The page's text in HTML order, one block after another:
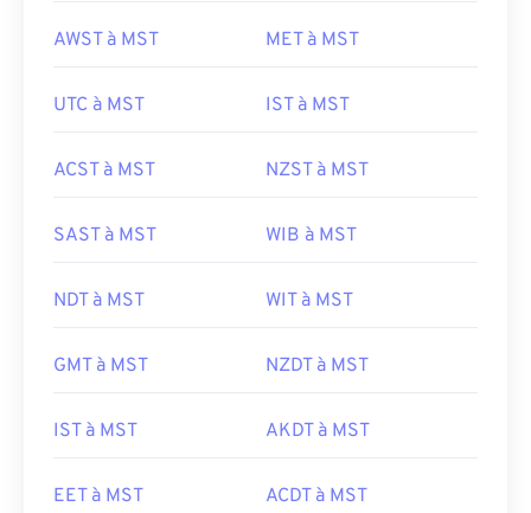
AWST à MST MET à MST
UTC à MST IST à MST
ACST à MST NZST à MST
SAST à MST WIB à MST
NDT à MST WIT à MST
GMT à MST NZDT à MST
IST à MST AKDT à MST
EET à MST ACDT à MST